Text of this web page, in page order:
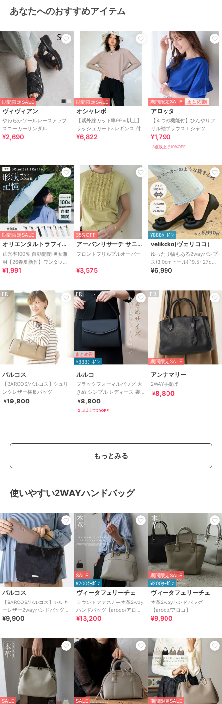
あなたへのおすすめアイテム
期間限定SALE
ヴィヴィアン
やわらかソールレースアップ
スニーカーサンダル
¥2,690
期間限定SALE
オシャレボ
【紫外線カット率99％以上】
ラッシュガード×レギンス 付
き タンキニ
¥6,822
期間限定SALE まとめ割
アロッタ
【４つの機能付】ひんやりフ
リル袖ブラウスＴシャツ
¥1,790
3点以上で10%OFF
期間限定SALE
オリエンタルトラフィック
遮光率100％ 自動開閉 男女兼
用【26春夏新作】ワンタッチ
晴雨兼用 折りたたみ傘 /G-
¥1,991
35%OFF
アーバンリサーチ サニーレーベル
フロントフリルプルオーバー
¥3,575
¥888ｸｰﾎﾟﾝ
velikoko(ヴェリココ）
ゆったり幅もある2wayパンプ
ス(3.0cmヒール)[19.5~27cm]
ラクチンきれいシューズ
¥6,990
PR
バルコス
【BARCOS/バルコス】シュリ
ンクレザー横長バッグ
¥19,800
PR
まとめ割
¥888ｸｰﾎﾟﾝ
ルルコ
ブラックフォーマルバッグ 大
きめ シンプル レディース 喪服
葬儀 お通夜 法事
¥8,800
2点以上で5%OFF
PR
期間限定SALE
アンナマリー
2WAY手提げ
¥8,800
もっとみる
使いやすい2WAYハンドバッグ
バルコス
【BARCOS/バルコス】シルキ
ーレザー2wayハンドバッグ＜
ヴェルーチェ＞
¥9,900
SALE
¥200ｸｰﾎﾟﾝ
ヴィータフェリーチェ
ラウンドファスナー本革2way
ハンドバッグ【aroco/アロ
コ】
¥13,200
期間限定SALE
¥200ｸｰﾎﾟﾝ
ヴィータフェリーチェ
本革2wayハンドバッグ
【aroco/アロコ】
¥9,900
SALE
SALE
期間限定SALE